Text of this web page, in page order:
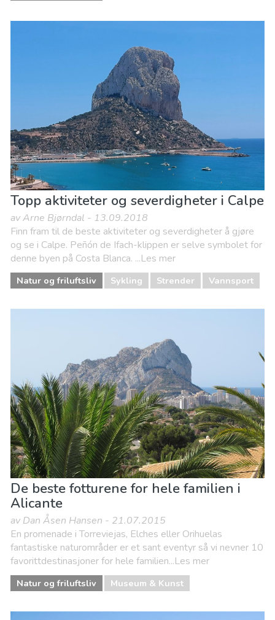
Topp aktiviteter og severdigheter i Calpe
av Arne Bjørndal - 13.09.2018
Finn fram til de beste aktiviteter og severdigheter å gjøre
og se i Calpe. Peñón de Ifach-klippen er selve symbolet for
denne byen på Costa Blanca. ...Les mer
Natur og friluftsliv Sykling Strender Vannsport
De beste fotturene for hele familien i
Alicante
av Dan Åsen Hansen - 21.07.2015
En promenade i Torreviejas, Elches eller Orihuelas
fantastiske naturområder er et sant eventyr så vi nevner 10
favorittdestinasjoner for hele familien...Les mer
Natur og friluftsliv Museum & Kunst